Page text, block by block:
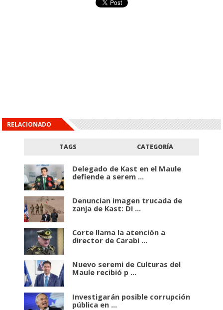
RELACIONADO
TAGS CATEGORÍA
Delegado de Kast en el Maule
defiende a serem ...
Denuncian imagen trucada de
zanja de Kast: Di ...
Corte llama la atención a
director de Carabi ...
Nuevo seremi de Culturas del
Maule recibió p ...
Investigarán posible corrupción
pública en ...